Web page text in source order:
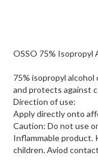
OSSO 75% Isopropyl
75% isopropyl
and protects against
Direction of use:
Apply directly onto
Caution: Do not use
Inflammable product.
children. Aviod